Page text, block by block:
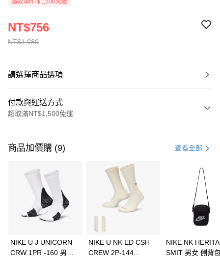
超取滿NT$1,500免運
NT$1,080
NT$756
請選擇商品選項
付款與運送方式
超取滿NT$1,500免運
信用卡一次付款
3 期 0 利率 每期 21家銀行
合作金庫商業銀行
第一商業銀行
華南商業銀行
彰化商業銀行
上海商業儲蓄銀行
Apple Pay
全盈+PAY
商品加價購 (9) 查看全部
NIKE U J UNICORN
CRW 1PR -160 男女
NIKE U NK ED CSH
CREW 2P-144
NIKE NK
SMIT 男女 側背